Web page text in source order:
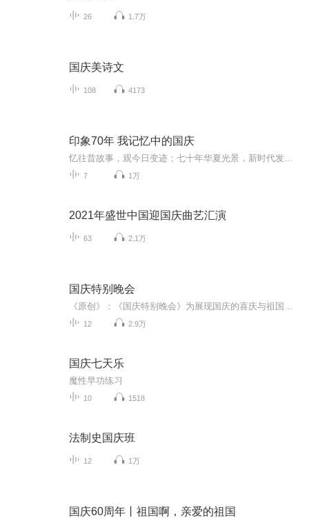
26 1.7万
国庆美诗文
108 4173
印象70年 我记忆中的国庆
7 1万
2021年盛世中国迎国庆曲艺汇演
63 2.1万
国庆特别晚会
12 2.9万
国庆七天乐
魔性早功练习
10 1518
法制史国庆班
12 1万
国庆60周年丨祖国啊，亲爱的祖国